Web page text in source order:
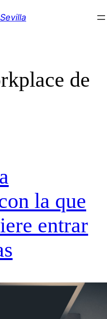
de
la que
entrar